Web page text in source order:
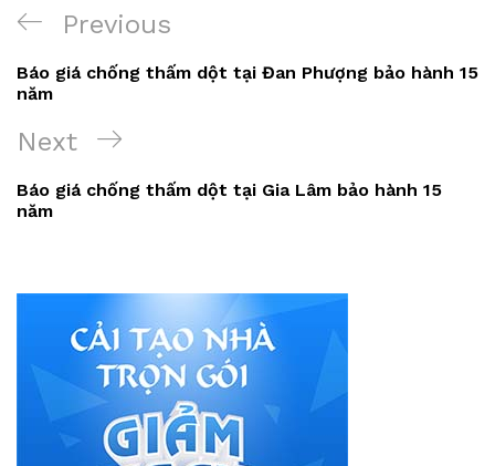
Điều
hướng
bài
viết
Previous
Post
Previous
Báo giá chống thấm dột tại Đan Phượng bảo hành 15
năm
Next
Post
Next
Báo giá chống thấm dột tại Gia Lâm bảo hành 15
năm